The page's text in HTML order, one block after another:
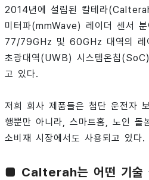
2014년에 설립된 칼테라
미터파(mmWave) 레이더 센서
77/79GHz 및 60GHz 대역의 레
초광대역(UWB) 시스템온칩
고 있다.
저희 회사 제품들은 첨단 운전자
행뿐만 아니라, 스마트홈, 노인 돌
소비재 시장에서도 사용되고 있다.
■ Calterah는 어떤 기술